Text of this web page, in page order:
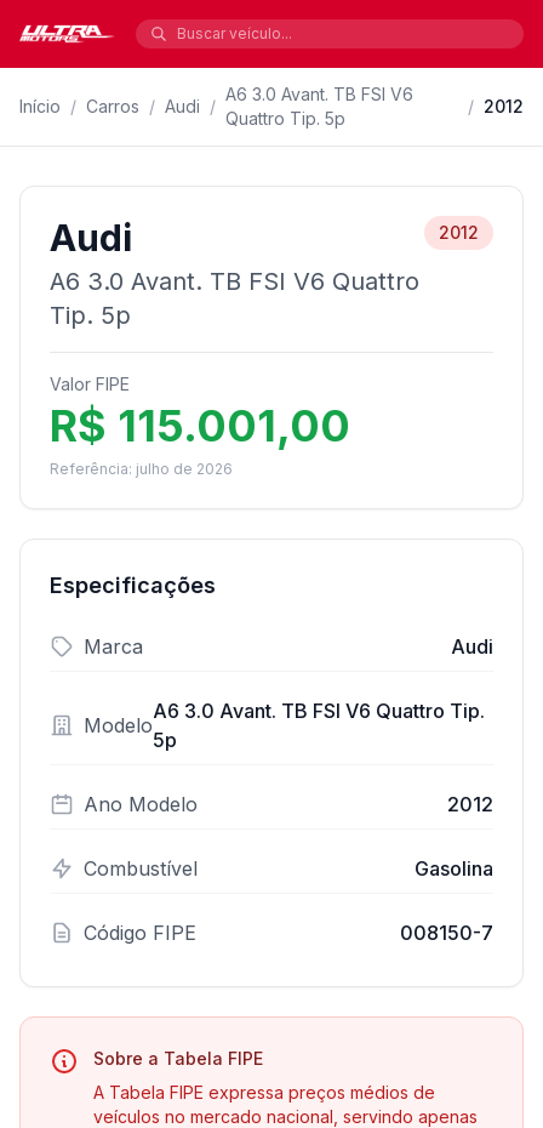
Início / Carros / Audi /
A6 3.0 Avant. TB FSI V6
Quattro Tip. 5p
/ 2012
Audi
A6 3.0 Avant. TB FSI V6 Quattro
Tip. 5p
2012
Valor FIPE
R$ 115.001,00
Referência: julho de 2026
Especificações
Marca Audi
Modelo
A6 3.0 Avant. TB FSI V6 Quattro Tip.
5p
Ano Modelo 2012
Combustível Gasolina
Código FIPE 008150-7
Sobre a Tabela FIPE
A Tabela FIPE expressa preços médios de
veículos no mercado nacional, servindo apenas